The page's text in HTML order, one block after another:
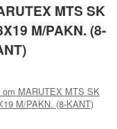
MTS SK
M/PAKN. (8-
om MARUTEX MTS SK
M/PAKN. (8-KANT)